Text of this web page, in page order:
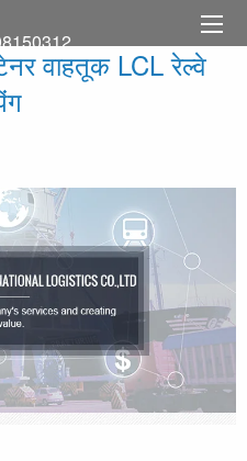
वाहतूक LCL रेल्वे